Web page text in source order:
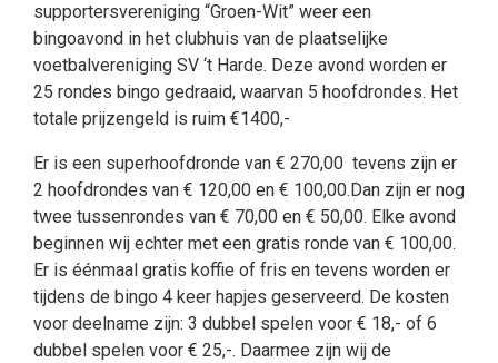
supportersvereniging “Groen-Wit” weer een
bingoavond in het clubhuis van de plaatselijke
voetbalvereniging SV ‘t Harde. Deze avond worden er
25 rondes bingo gedraaid, waarvan 5 hoofdrondes. Het
totale prijzengeld is ruim €1400,-
Er is een superhoofdronde van € 270,00 tevens zijn er
2 hoofdrondes van € 120,00 en € 100,00.Dan zijn er nog
twee tussenrondes van € 70,00 en € 50,00. Elke avond
beginnen wij echter met een gratis ronde van € 100,00.
Er is éénmaal gratis koffie of fris en tevens worden er
tijdens de bingo 4 keer hapjes geserveerd. De kosten
voor deelname zijn: 3 dubbel spelen voor € 18,- of 6
dubbel spelen voor € 25,-. Daarmee zijn wij de